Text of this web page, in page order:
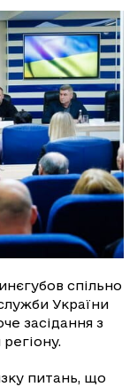
спільно
України
засідання з
питань, що